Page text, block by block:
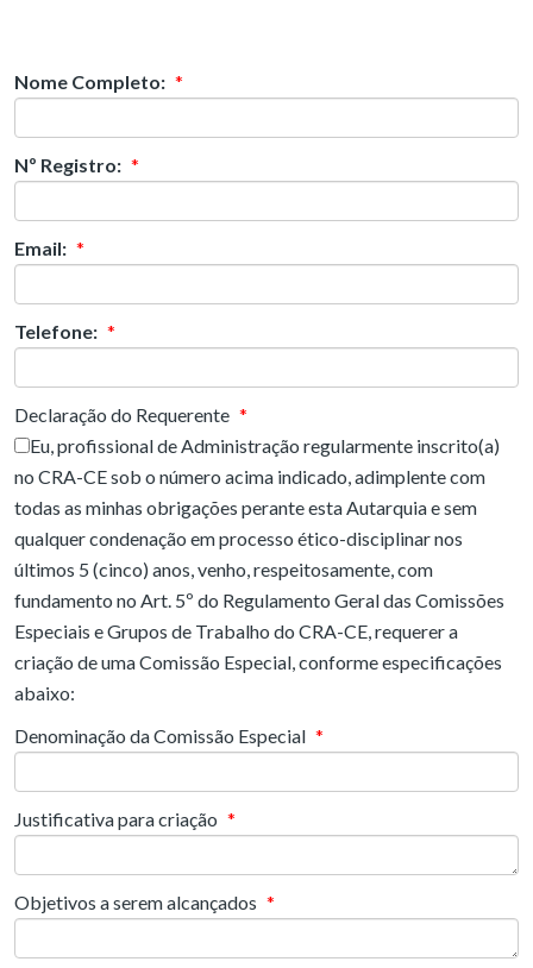
Nome Completo: *
Nº Registro: *
Email: *
Telefone: *
Declaração do Requerente *
Eu, profissional de Administração regularmente inscrito(a)
no CRA-CE sob o número acima indicado, adimplente com
todas as minhas obrigações perante esta Autarquia e sem
qualquer condenação em processo ético-disciplinar nos
últimos 5 (cinco) anos, venho, respeitosamente, com
fundamento no Art. 5º do Regulamento Geral das Comissões
Especiais e Grupos de Trabalho do CRA-CE, requerer a
criação de uma Comissão Especial, conforme especificações
abaixo:
Denominação da Comissão Especial *
Justificativa para criação *
Objetivos a serem alcançados *